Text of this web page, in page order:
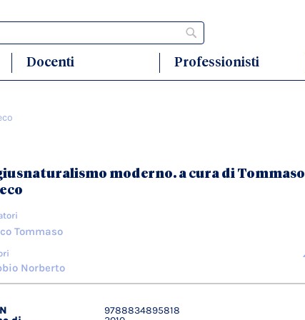
Docenti Professionisti
moderno. a cura di Tommaso
Tommaso
Norberto
9788834895818